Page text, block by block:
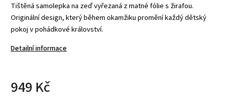
Tištěná samolepka na zeď vyřezaná z matné fólie s žirafou.
Originální design, který během okamžiku promění každý dětský
pokoj v pohádkové království.
Detailní informace
949 Kč